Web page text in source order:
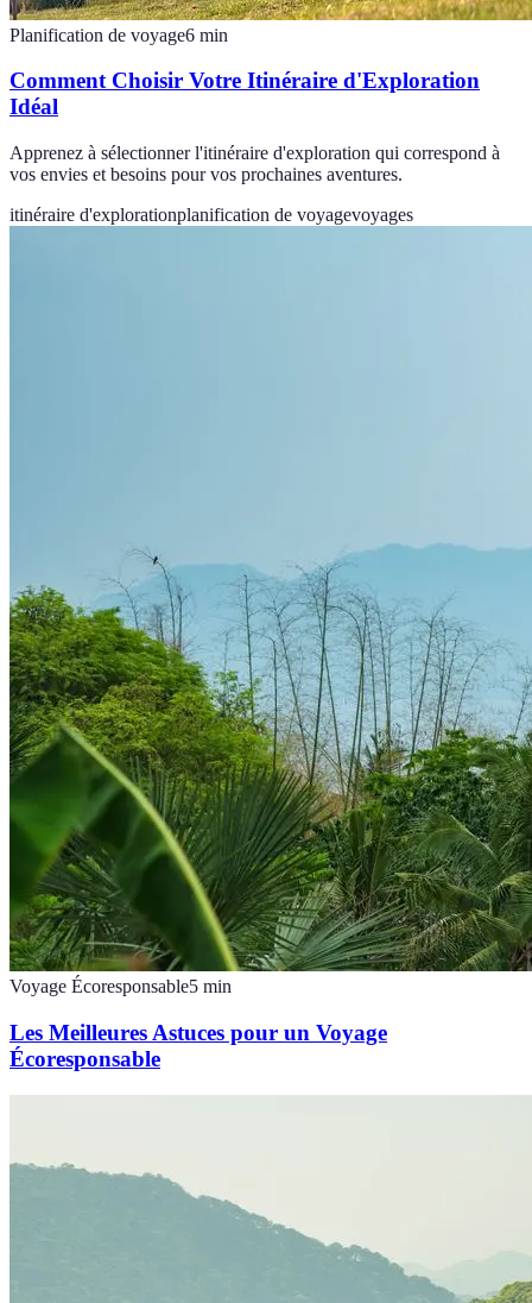
Planification de voyage6 min
Comment Choisir Votre Itinéraire d'Exploration
Idéal
Apprenez à sélectionner l'itinéraire d'exploration qui correspond à
vos envies et besoins pour vos prochaines aventures.
itinéraire d'explorationplanification de voyagevoyages
Voyage Écoresponsable5 min
Les Meilleures Astuces pour un Voyage
Écoresponsable